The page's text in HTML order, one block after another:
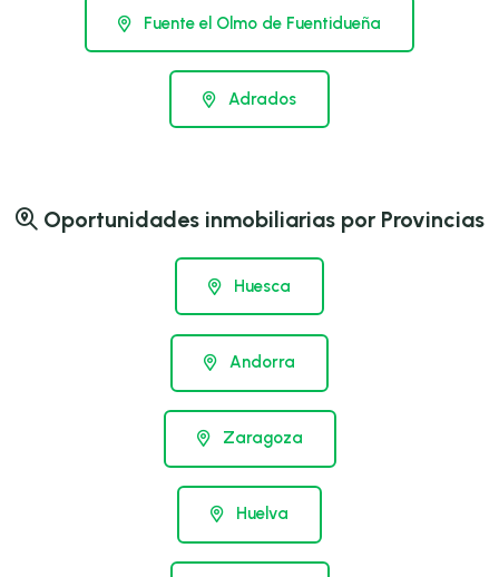
Fuente el Olmo de Fuentidueña
Adrados
Oportunidades inmobiliarias por Provincias
Huesca
Andorra
Zaragoza
Huelva